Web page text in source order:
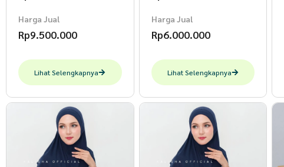
Harga Jual
Rp9.500.000
Lihat Selengkapnya
Harga Jual
Rp6.000.000
Lihat Selengkapnya